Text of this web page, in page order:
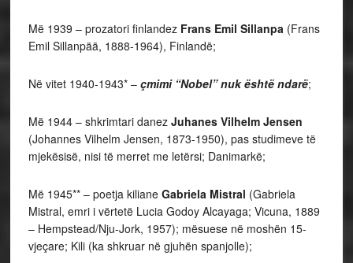
Më 1939 – prozatori finlandez Frans Emil Sillanpa (Frans
Emil Sillanpää, 1888-1964), Finlandë;
Në vitet 1940-1943* – çmimi “Nobel” nuk është ndarë;
Më 1944 – shkrimtari danez Juhanes Vilhelm Jensen
(Johannes Vilhelm Jensen, 1873-1950), pas studimeve të
mjekësisë, nisi të merret me letërsi; Danimarkë;
Më 1945** – poetja kiliane Gabriela Mistral (Gabriela
Mistral, emri i vërtetë Lucia Godoy Alcayaga; Vicuna, 1889
– Hempstead/Nju-Jork, 1957); mësuese në moshën 15-
vjeçare; Kili (ka shkruar në gjuhën spanjolle);